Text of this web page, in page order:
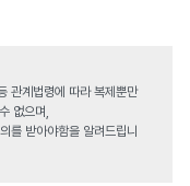
관계법령에 따라 복제뿐만
없으며,
를 받아야함을 알려드립니